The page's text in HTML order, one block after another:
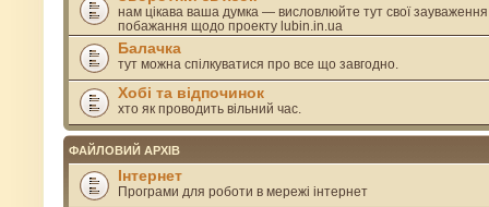
нам цікава ваша думка — висловлюйте тут свої
побажання щодо проекту lubin.in.ua
Балачка
тут можна спілкуватися про все що завгодно.
Хобі та відпочинок
хто як проводить вільний час.
ФАЙЛОВИЙ АРХІВ
Інтернет
Програми для роботи в мережі інтернет